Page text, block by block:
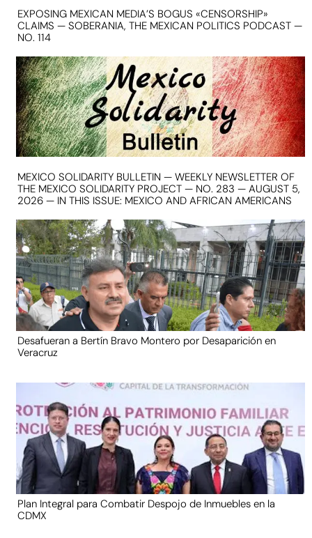
EXPOSING MEXICAN MEDIA’S BOGUS «CENSORSHIP»
CLAIMS — SOBERANIA, THE MEXICAN POLITICS PODCAST —
NO. 114
MEXICO SOLIDARITY BULLETIN — WEEKLY NEWSLETTER OF
THE MEXICO SOLIDARITY PROJECT — NO. 283 — AUGUST 5,
2026 — IN THIS ISSUE: MEXICO AND AFRICAN AMERICANS
Desafueran a Bertín Bravo Montero por Desaparición en
Veracruz
Plan Integral para Combatir Despojo de Inmuebles en la
CDMX